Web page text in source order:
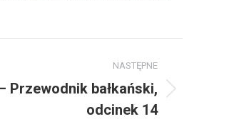
NASTĘPNE
Przewodnik bałkański,
odcinek 14